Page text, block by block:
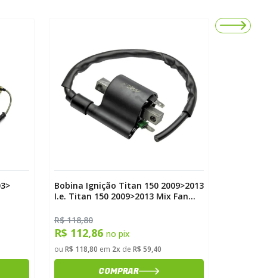
Bobina Ignição Titan 150 2009>2013
I.e. Titan 150 2009>2013 Mix Fan
R$ 118,80
R$ 112,86 no pix
ou R$ 118,80 em 2xde R$ 59,40
COMPRAR